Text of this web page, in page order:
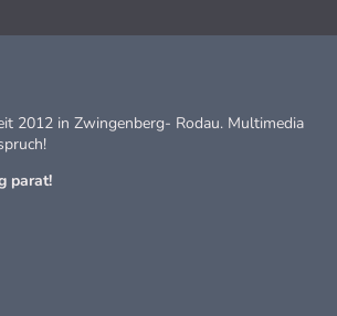
2012 in Zwingenberg- Rodau. Multimedia
parat!